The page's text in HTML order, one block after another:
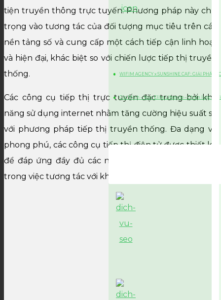
WIFIM AGENCY x SUNSHINE CAF: GIẢI PHÁP
Gia Minh – Your Elite Lifestyle – Chiến lược
tiện truyền thông trực tuyến. Phương pháp này chú
trọng vào tương tác của đối tượng mục tiêu trên các
nền tảng số và cung cấp một cách tiếp cận linh hoạt
và hiện đại, khác biệt so với chiến lược tiếp thị truyền
thống.
Các công cụ tiếp thị trực tuyến đặc trưng bởi khả
năng sử dụng internet nhằm tăng cường hiệu suất so
với phương pháp tiếp thị truyền thống. Đa dạng và
phong phú, các công cụ tiếp thị điện tử được thiết kế
để đáp ứng đầy đủ các nhu cầu của doanh nghiệp
trong việc tương tác với khách hàng.